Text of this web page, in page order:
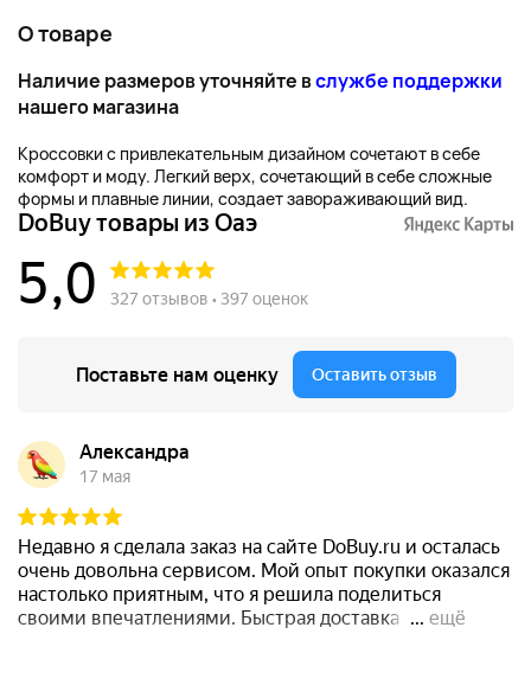
О товаре
Наличие размеров уточняйте вслужбе поддержки
нашего магазина
Кроссовки с привлекательным дизайном сочетают в себе
комфорт и моду. Легкий верх, сочетающий в себе сложные
формы и плавные линии, создает завораживающий вид.